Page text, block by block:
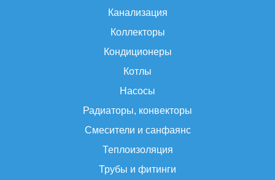
Канализация
Коллекторы
Кондиционеры
Котлы
Насосы
Радиаторы, конвекторы
Смесители и санфаянс
Теплоизоляция
Трубы и фитинги